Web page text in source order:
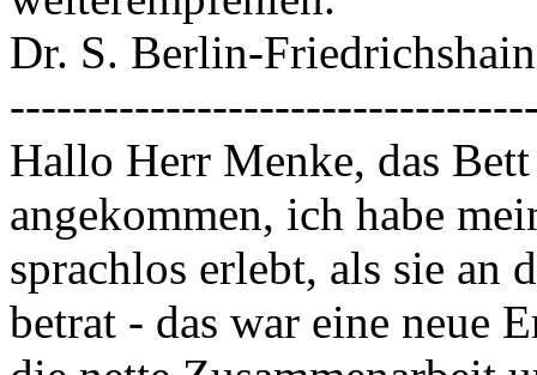
Dr. S. Berlin-Friedrichshain
Hallo Herr Menke, das
angekommen, ich habe
sprachlos erlebt, als sie an
betrat - das war eine neue